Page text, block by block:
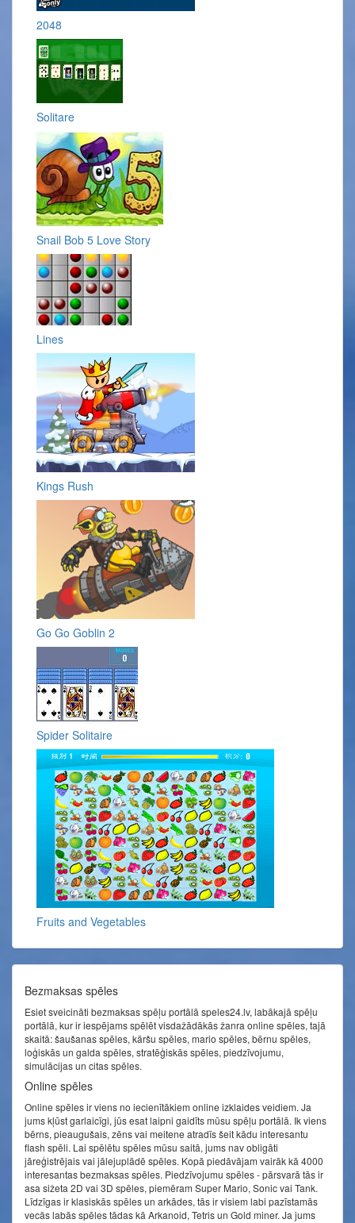
2048
Solitare
Snail Bob 5 Love Story
Lines
Kings Rush
Go Go Goblin 2
Spider Solitaire
Fruits and Vegetables
Bezmaksas spēles
Esiet sveicināti bezmaksas spēļu portālā speles24.lv, labākajā spēļu
portālā, kur ir iespējams spēlēt visdažādākās žanra online spēles, tajā
skaitā: šaušanas spēles, kāršu spēles, mario spēles, bērnu spēles,
loģiskās un galda spēles, stratēģiskās spēles, piedzīvojumu,
simulācijas un citas spēles.
Online spēles
Online spēles ir viens no iecienītākiem online izklaides veidiem. Ja
jums kļūst garlaicīgi, jūs esat laipni gaidīts mūsu spēļu portālā. Ik viens
bērns, pieaugušais, zēns vai meitene atradīs šeit kādu interesantu
flash spēli. Lai spēlētu spēles mūsu saitā, jums nav obligāti
jāreģistrējais vai jālejuplādē spēles. Kopā piedāvājam vairāk kā 4000
interesantas bezmaksas spēles. Piedzīvojumu spēles - pārsvarā tās ir
asa sižeta 2D vai 3D spēles, piemēram Super Mario, Sonic vai Tank.
Līdzīgas ir klasiskās spēles un arkādes, tās ir visiem labi pazīstamās
vecās labās spēles tādas kā Arkanoid, Tetris un Gold miner. Ja jums